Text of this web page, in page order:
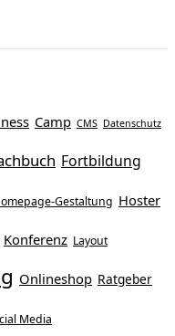
Camp CMS Datenschutz
Fortbildung
Gestaltung Hoster
Konferenz Layout
Onlineshop Ratgeber
Media